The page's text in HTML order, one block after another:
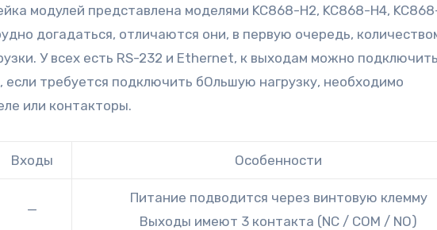
модулей представлена моделями KC868-H2, KC868-H4,
догадаться, отличаются они, в первую очередь,
У всех есть RS-232 и Ethernet, к выходам можно
если требуется подключить бОльшую нагрузку, необходимо
или контакторы.
Входы Особенности
—
Питание подводится через винтовую клемму
Выходы имеют 3 контакта (NC / COM / NO)